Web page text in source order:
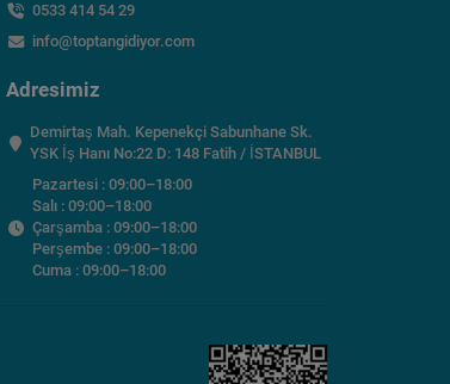
0533 414 54 29
info@toptangidiyor.com
Adresimiz
Demirtaş Mah. Kepenekçi Sabunhane Sk.
YSK İş Hanı No:22 D: 148 Fatih / İSTANBUL
Pazartesi : 09:00–18:00
Salı : 09:00–18:00
Çarşamba : 09:00–18:00
Perşembe : 09:00–18:00
Cuma : 09:00–18:00